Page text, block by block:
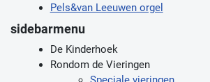
Pels&van Leeuwen orgel
sidebarmenu
De Kinderhoek
Rondom de Vieringen